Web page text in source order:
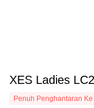
XES Ladies
Penuh Penghantaran